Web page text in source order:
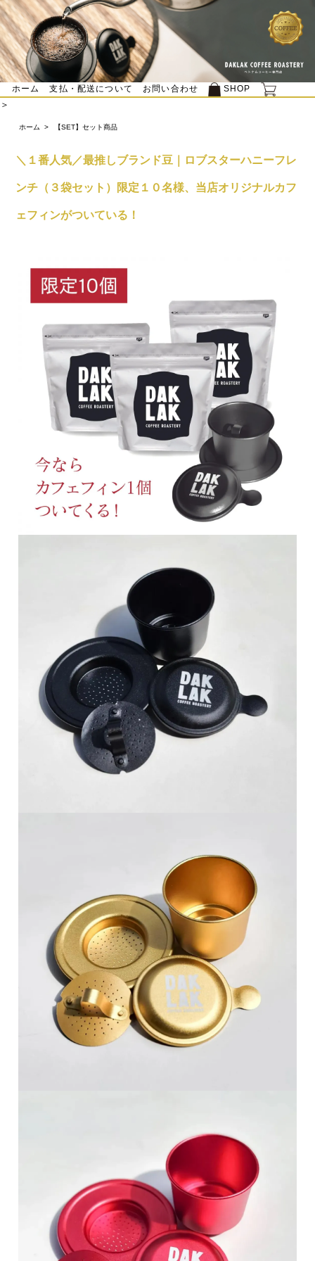
ホーム 支払・配送について お問い合わせ SHOP
＞
ホーム > 【SET】セット商品
＼１番人気／最推しブランド豆｜ロブスターハニーフレ
ンチ（３袋セット）限定１０名様、当店オリジナルカフ
ェフィンがついている！